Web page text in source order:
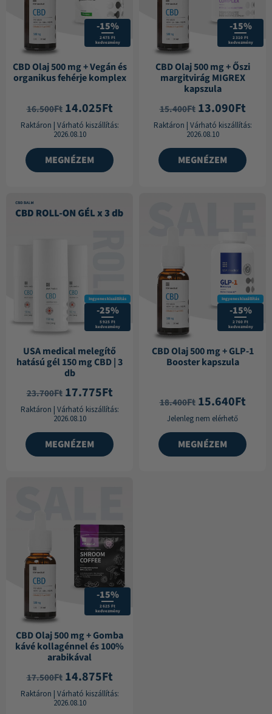
-15%
2 475 Ft
kedvezmény
CBD Olaj 500 mg + Vegán és
organikus fehérje komplex
16.500Ft 14.025Ft
Raktáron | Várható kiszállítás:
2026.08.10
MEGNÉZEM
-15%
2 310 Ft
kedvezmény
CBD Olaj 500 mg + Őszi
margitvirág MIGREX
kapszula
15.400Ft 13.090Ft
Raktáron | Várható kiszállítás:
2026.08.10
MEGNÉZEM
Ingyenes kiszállítás
-25%
5 925 Ft
kedvezmény
USA medical melegítő
hatású gél 150 mg CBD | 3
db
23.700Ft 17.775Ft
Raktáron | Várható kiszállítás:
2026.08.10
MEGNÉZEM
Ingyenes kiszállítás
-15%
2 760 Ft
kedvezmény
CBD Olaj 500 mg + GLP-1
Booster kapszula
18.400Ft 15.640Ft
Jelenleg nem elérhető
MEGNÉZEM
-15%
2 625 Ft
kedvezmény
CBD Olaj 500 mg + Gomba
kávé kollagénnel és 100%
arabikával
17.500Ft 14.875Ft
Raktáron | Várható kiszállítás:
2026.08.10